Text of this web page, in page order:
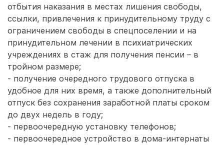
отбытия наказания в местах лишения свободы,
ссылки, привлечения к принудительному труду с
ограничением свободы в спецпоселении и на
принудительном лечении в психиатрических
учреждениях в стаж для получения пенсии – в
тройном размере;
- получение очередного трудового отпуска в
удобное для них время, а также дополнительный
отпуск без сохранения заработной платы сроком
до двух недель в году;
- первоочередную установку телефонов;
- первоочередное устройство в дома-интернаты